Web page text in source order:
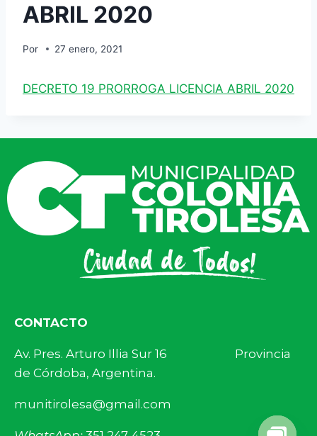
ABRIL 2020
Por 27 enero, 2021
DECRETO 19 PRORROGA LICENCIA ABRIL 2020
CONTACTO
Av. Pres. Arturo Illia Sur 16 Provincia
de Córdoba, Argentina.
munitirolesa@gmail.com